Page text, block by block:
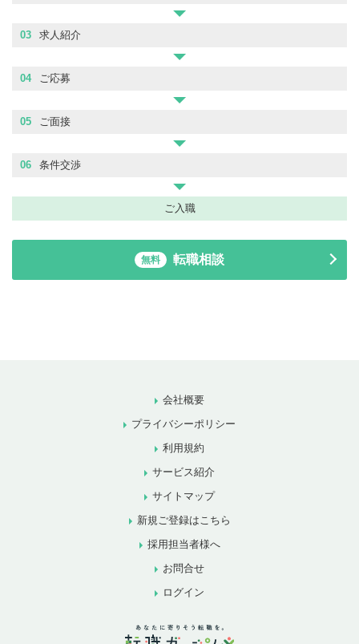
03 求人紹介
04 ご応募
05 ご面接
06 条件交渉
ご入職
無料 転職相談
会社概要
プライバシーポリシー
利用規約
サービス紹介
サイトマップ
新規ご登録はこちら
採用担当者様へ
お問合せ
ログイン